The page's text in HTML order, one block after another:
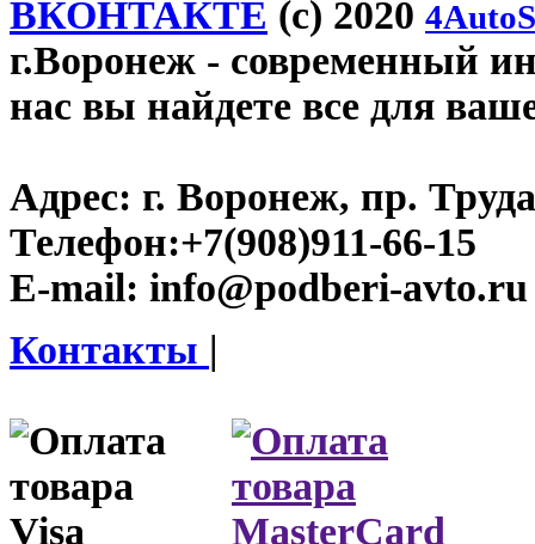
ВКОНТАКТЕ (c) 2020
г.Воронеж - современный
нас вы найдете все для
Адрес: г. Воронеж, пр.
Телефон:+7(908)911-66-15
E-mail: info@podberi-avto.ru
Контакты |